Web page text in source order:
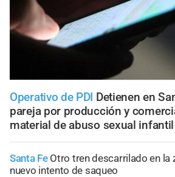
Operativo de PDI Detienen en
pareja por producción y
material de abuso sexual infantil
Santa Fe Otro tren descarrilado en la
nuevo intento de saqueo